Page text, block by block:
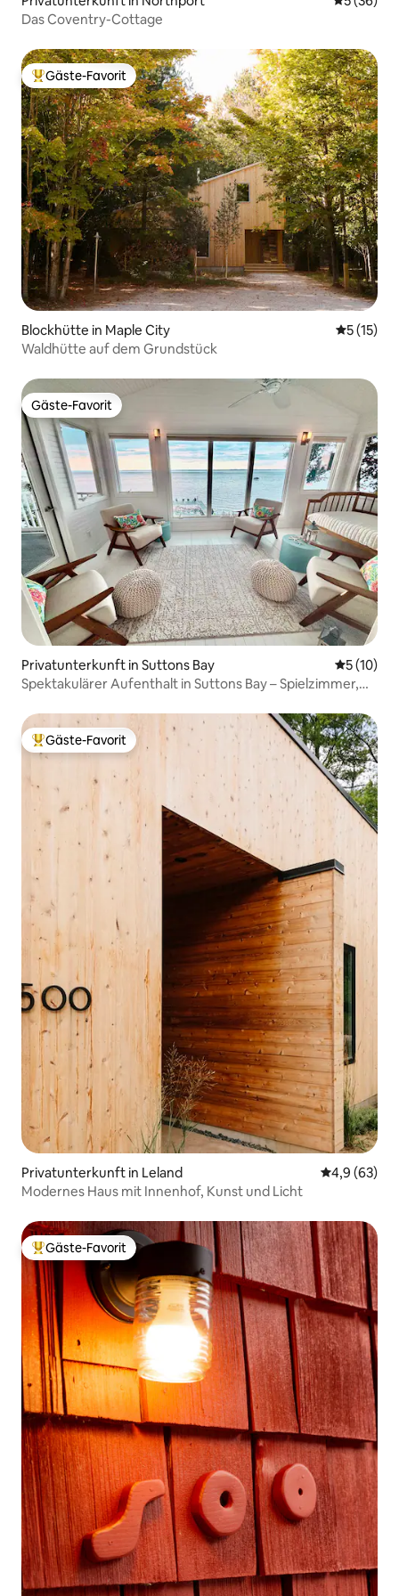
Das Coventry-Cottage
Beliebter Gäste-Favorit.
Gäste-Favorit
Blockhütte in Maple City
5 (15)
Waldhütte auf dem Grundstück
Gäste-Favorit
Gäste-Favorit
Privatunterkunft in Suttons Bay
5 (10)
Spektakulärer Aufenthalt in Suttons Bay – Spielzimmer,
Beliebter Gäste-Favorit.
Gäste-Favorit
Privatunterkunft in Leland
4,9 (63)
Modernes Haus mit Innenhof, Kunst und Licht
Beliebter Gäste-Favorit.
Gäste-Favorit